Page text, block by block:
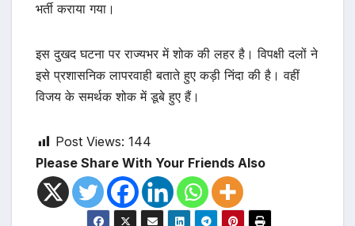
भर्ती कराया गया।
इस दुखद घटना पर राज्यभर में शोक की लहर है। विपक्षी दलों ने
इसे प्रशासनिक लापरवाही बताते हुए कड़ी निंदा की है। वहीं
विजय के समर्थक शोक में डूबे हुए हैं।
Post Views: 144
Please Share With Your Friends Also